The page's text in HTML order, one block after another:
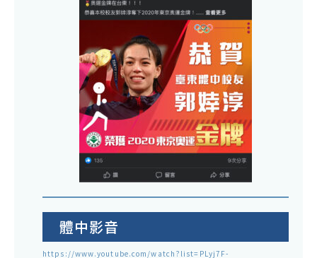
體中影音
https://www.youtube.com/watch?list=PLyj7F-